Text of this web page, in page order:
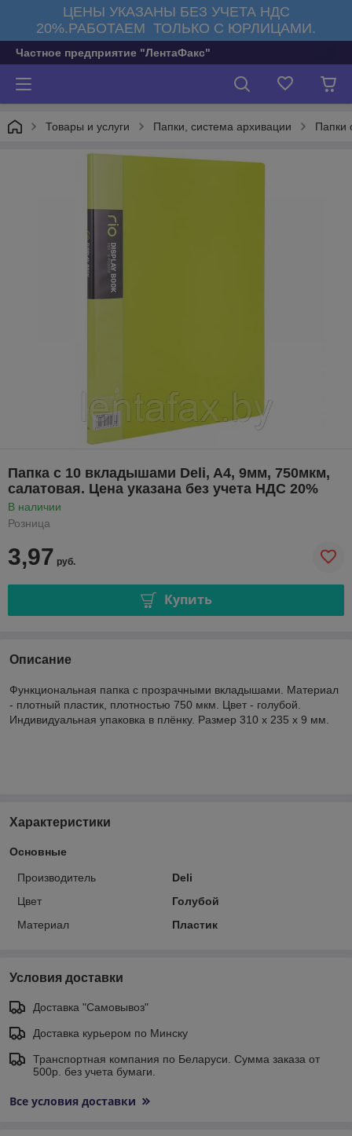
ЦЕНЫ УКАЗАНЫ БЕЗ УЧЕТА НДС
20%.РАБОТАЕМ ТОЛЬКО С ЮРЛИЦАМИ.
Частное предприятие "ЛентаФакс"
Товары и услуги Папки, система архивации Папки
Папка с 10 вкладышами Deli, A4, 9мм, 750мкм,
салатовая. Цена указана без учета НДС 20%
В наличии
Розница
3,97 руб.
Купить
Описание
Функциональная папка с прозрачными вкладышами. Материал
- плотный пластик, плотностью 750 мкм. Цвет - голубой.
Индивидуальная упаковка в плёнку. Размер 310 х 235 х 9 мм.
Характеристики
Основные
Производитель
Deli
Цвет
Голубой
Материал
Пластик
Условия доставки
Доставка "Самовывоз"
Доставка курьером по Минску
Транспортная компания по Беларуси. Сумма заказа от
500р. без учета бумаги.
Все условия доставки